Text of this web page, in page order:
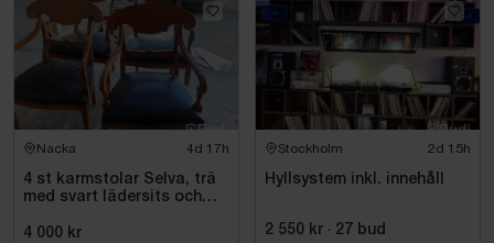
Nacka 4d 17h
4 st karmstolar Selva, trä
med svart lädersits och
4 000 kr
Stockholm 2d 15h
Hyllsystem inkl. innehåll
2 550 kr · 27 bud